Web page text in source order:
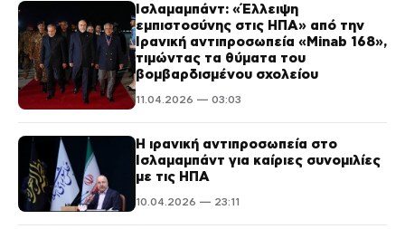
Ισλαμαμπάντ: «Έλλειψη
εμπιστοσύνης στις ΗΠΑ» από την
Ιρανική αντιπροσωπεία «Minab 168»,
τιμώντας τα θύματα του
βομβαρδισμένου σχολείου
11.04.2026 — 03:03
Η ιρανική αντιπροσωπεία στο
Ισλαμαμπάντ για καίριες συνομιλίες
με τις ΗΠΑ
10.04.2026 — 23:11